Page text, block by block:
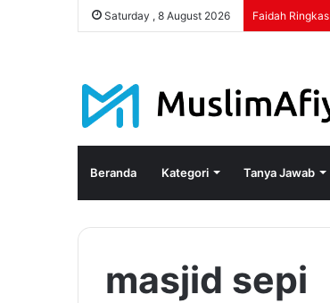
Saturday , 8 August 2026 Faidah Ringkas
Beranda Kategori Tanya Jawab
masjid sepi